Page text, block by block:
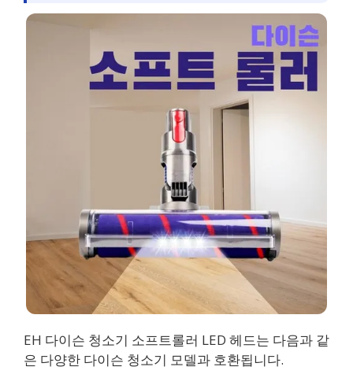
EH 다이슨 청소기 소프트롤러 LED 헤드는 다음과 같
은 다양한 다이슨 청소기 모델과 호환됩니다.